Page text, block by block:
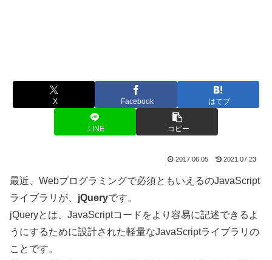
X Facebook はてブ
LINE コピー
2017.06.05 2021.07.23
最近、Webプログラミングで必須ともいえるのJavaScript
ライブラリが、 jQueryです。
jQueryとは、JavaScriptコードをより容易に記述できるよ
うにするために設計された軽量なJavaScriptライブラリの
ことです。